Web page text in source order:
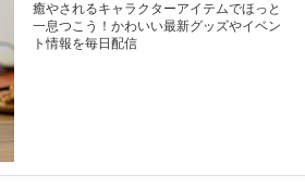
癒やされるキャラクターアイテムでほっと
一息つこう！かわいい最新グッズやイベン
ト情報を毎日配信